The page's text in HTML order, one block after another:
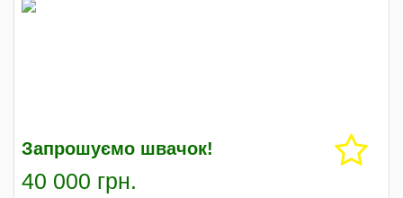
Запрошуємо швачок!
40 000 грн.